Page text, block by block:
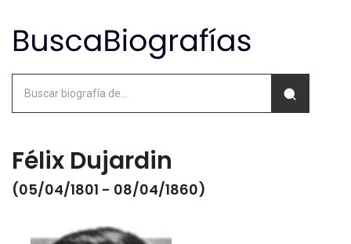
Félix Dujardin
(05/04/1801 - 08/04/1860)